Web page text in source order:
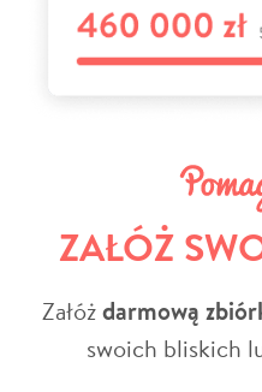
ZAŁÓŻ
Załóżdarmową
swoich bliskich